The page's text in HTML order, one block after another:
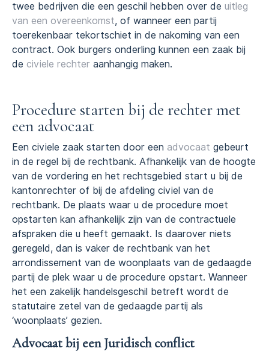
twee bedrijven die een geschil hebben over de uitleg
van een overeenkomst, of wanneer een partij
toerekenbaar tekortschiet in de nakoming van een
contract. Ook burgers onderling kunnen een zaak bij
de civiele rechter aanhangig maken.
Procedure starten bij de rechter met
een advocaat
Een civiele zaak starten door een advocaat gebeurt
in de regel bij de rechtbank. Afhankelijk van de hoogte
van de vordering en het rechtsgebied start u bij de
kantonrechter of bij de afdeling civiel van de
rechtbank. De plaats waar u de procedure moet
opstarten kan afhankelijk zijn van de contractuele
afspraken die u heeft gemaakt. Is daarover niets
geregeld, dan is vaker de rechtbank van het
arrondissement van de woonplaats van de gedaagde
partij de plek waar u de procedure opstart. Wanneer
het een zakelijk handelsgeschil betreft wordt de
statutaire zetel van de gedaagde partij als
‘woonplaats’ gezien.
Advocaat bij een Juridisch conflict